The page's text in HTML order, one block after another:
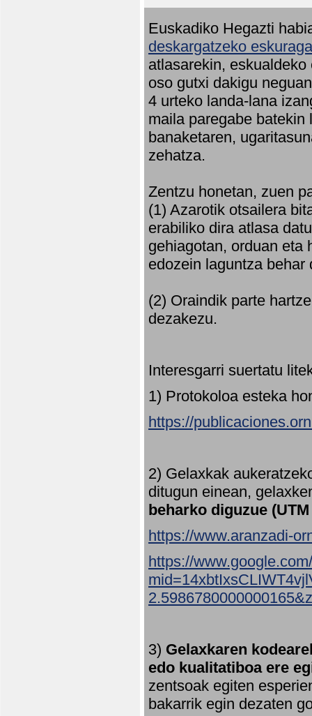
Euskadiko Hegazti
deskargatzeko
atlasarekin,
oso gutxi dakigu
4 urteko landa-lana
maila paregabe
banaketaren,
zehatza.
Zentzu honetan, zuen
(1) Azarotik otsailera
erabiliko dira atlasa
gehiagotan, orduan eta
edozein laguntza behar
(2) Oraindik parte
dezakezu.
Interesgarri suertatu
1) Protokoloa esteka
https://
2) Gelaxkak
ditugun einean,
beharko diguzue
https://www.aranzadi-
https://
3) Gelaxkaren
edo kualitatiboa ere
zentsoak egiten
bakarrik egin dezaten